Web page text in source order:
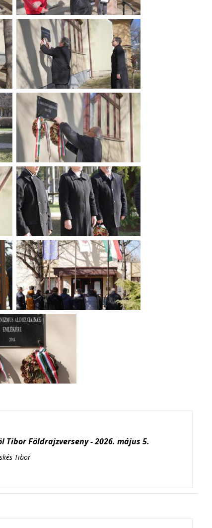
Tibor Földrajzverseny - 2026. május 5.
Tibor